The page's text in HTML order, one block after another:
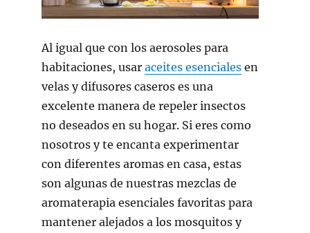
Al igual que con los aerosoles para
habitaciones, usar aceites esenciales en
velas y difusores caseros es una
excelente manera de repeler insectos
no deseados en su hogar. Si eres como
nosotros y te encanta experimentar
con diferentes aromas en casa, estas
son algunas de nuestras mezclas de
aromaterapia esenciales favoritas para
mantener alejados a los mosquitos y